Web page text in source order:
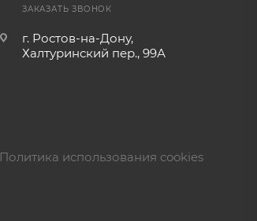
ЗАКАЗАТЬ ЗВОНОК
г. Ростов-на-Дону,
Халтуринский пер., 99А
Политика использования cookies